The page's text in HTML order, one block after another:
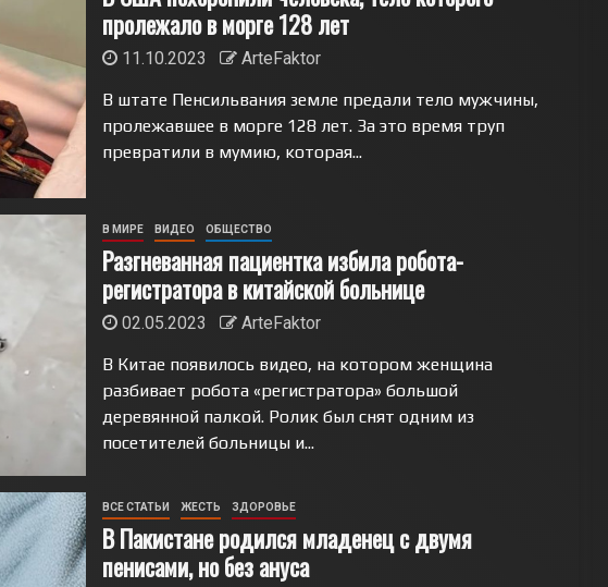
пролежало в морге 128 лет
11.10.2023
ArteFaktor
В штате Пенсильвания земле предали тело мужчины,
пролежавшее в морге 128 лет. За это время труп
превратили в мумию, которая...
В МИРЕ ВИДЕО ОБЩЕСТВО
Разгневанная пациентка избила робота-
регистратора в китайской больнице
02.05.2023
ArteFaktor
В Китае появилось видео, на котором женщина
разбивает робота «регистратора» большой
деревянной палкой. Ролик был снят одним из
посетителей больницы и...
ВСЕ СТАТЬИ ЖЕСТЬ ЗДОРОВЬЕ
В Пакистане родился младенец с двумя
пенисами, но без ануса